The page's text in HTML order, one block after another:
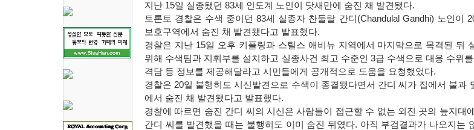
지난 15일 실종됐던 83세 인도계 노인이 닷새만에 숨진 채 발견됐다.
토론토 경찰은 수색 중이던 83세 실종자 찬둘랄 간디(Chandulal Gandhi) 노인이
보호구역에서 숨진 채 발견됐다고 발표했다.
경찰은 지난 15일 오후 키플링과 스틸스 애비뉴 지역에서 마지막으로 목격된 뒤
위해 수색팀과 지휘부를 설치하고 실종사건 최고 수준인 3급 수색으로 대응 수위
격담 등 정보를 제공해달라고 시민들에게 공개적으로 도움을 요청했었다.
경찰은 20일 불행히도 시신발견으로 수색이 종결됐다면서 간디 씨가 집에서 불과
에서 숨진 채 발견됐다고 발표했다.
경찰에 따르면 숨진 간디 씨의 시신은 사람들이 접근할 수 없는 외진 곳의 늪지대
간디 씨를 발견했을 때는 불행히도 이미 숨진 뒤였다. 아직 부검결과가 나오지는